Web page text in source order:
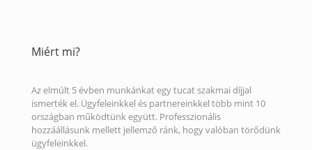
Miért mi?
Az elmúlt 5 évben munkánkat egy tucat szakmai díjjal
ismerték el. Ügyfeleinkkel és partnereinkkel több mint 10
országban működtünk együtt. Professzionális
hozzáállásunk mellett jellemző ránk, hogy valóban törődünk
ügyfeleinkkel.